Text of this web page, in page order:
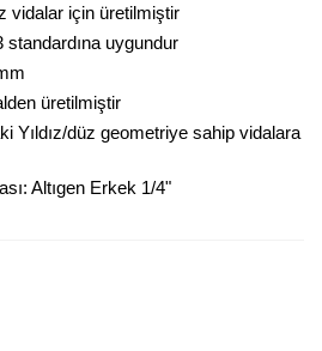
vidalar için üretilmiştir
standardına uygundur
üretilmiştir
Yıldız/düz geometriye sahip vidalara
Altıgen Erkek 1/4"